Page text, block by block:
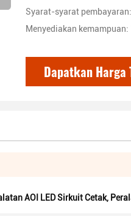
Syarat-syarat
Menyediakan
Dapatkan Harga
AOI LED Sirkuit Cetak,